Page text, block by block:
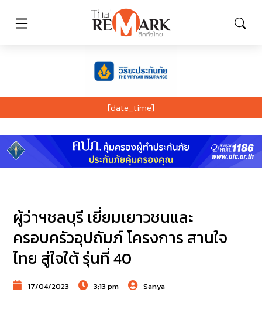
[date_time]
ผู้ว่าฯชลบุรี เยี่ยมเยาวชนและ
ครอบครัวอุปถัมภ์ โครงการ สานใจ
ไทย สู่ใจใต้ รุ่นที่ 40
17/04/2023 3:13 pm Sanya